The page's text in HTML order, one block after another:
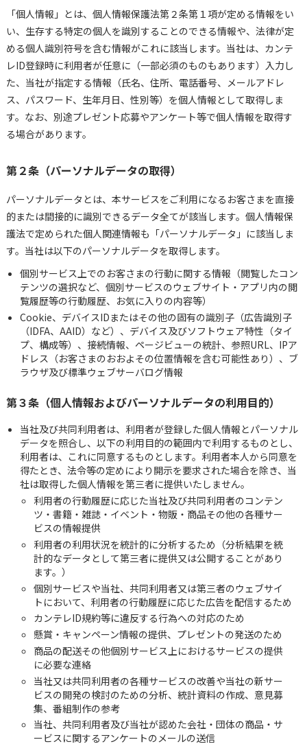
「個人情報」とは、個人情報保護法第２条第１項が定める情報をい
い、生存する特定の個人を識別することのできる情報や、法律が定
める個人識別符号を含む情報がこれに該当します。当社は、カンテ
レID登録時に利用者が任意に（一部必須のものもあります）入力し
た、当社が指定する情報（氏名、住所、電話番号、メールアドレ
ス、パスワード、生年月日、性別等）を個人情報として取得しま
す。なお、別途プレゼント応募やアンケート等で個人情報を取得す
る場合があります。
第２条（パーソナルデータの取得）
パーソナルデータとは、本サービスをご利用になるお客さまを直接
的または間接的に識別できるデータ全てが該当します。個人情報保
護法で定められた個人関連情報も「パーソナルデータ」に該当しま
す。当社は以下のパーソナルデータを取得します。
個別サービス上でのお客さまの行動に関する情報（閲覧したコン
テンツの選択など、個別サービスのウェブサイト・アプリ内の閲
覧履歴等の行動履歴、お気に入りの内容等）
Cookie、デバイスIDまたはその他の固有の識別子（広告識別子
（IDFA、AAID）など）、デバイス及びソフトウェア特性（タイ
プ、構成等）、接続情報、ページビューの統計、参照URL、IPア
ドレス（お客さまのおおよその位置情報を含む可能性あり）、ブ
ラウザ及び標準ウェブサーバログ情報
第３条（個人情報およびパーソナルデータの利用目的）
当社及び共同利用者は、利用者が登録した個人情報とパーソナル
データを照合し、以下の利用目的の範囲内で利用するものとし、
利用者は、これに同意するものとします。利用者本人から同意を
得たとき、法令等の定めにより開示を要求された場合を除き、当
社は取得した個人情報を第三者に提供いたしません。
利用者の行動履歴に応じた当社及び共同利用者のコンテン
ツ・書籍・雑誌・イベント・物販・商品その他の各種サー
ビスの情報提供
利用者の利用状況を統計的に分析するため（分析結果を統
計的なデータとして第三者に提供又は公開することがあり
ます。）
個別サービスや当社、共同利用者又は第三者のウェブサイ
トにおいて、利用者の行動履歴に応じた広告を配信するため
カンテレID規約等に違反する行為への対応のため
懸賞・キャンペーン情報の提供、プレゼントの発送のため
商品の配送その他個別サービス上におけるサービスの提供
に必要な連絡
当社又は共同利用者の各種サービスの改善や当社の新サー
ビスの開発の検討のための分析、統計資料の作成、意見募
集、番組制作の参考
当社、共同利用者及び当社が認めた会社・団体の商品・サ
ービスに関するアンケートのメールの送信